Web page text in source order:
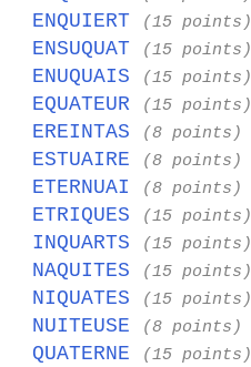
ENQUIERT (15 points)
ENSUQUAT (15 points)
ENUQUAIS (15 points)
EQUATEUR (15 points)
EREINTAS (8 points)
ESTUAIRE (8 points)
ETERNUAI (8 points)
ETRIQUES (15 points)
INQUARTS (15 points)
NAQUITES (15 points)
NIQUATES (15 points)
NUITEUSE (8 points)
QUATERNE (15 points)